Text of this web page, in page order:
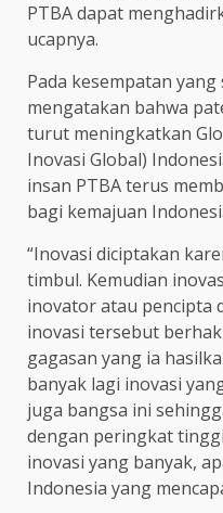
PTBA dapat
ucapnya.
Pada kesempatan yang
mengatakan bahwa
turut meningkatkan
Inovasi Global)
insan PTBA terus
bagi kemajuan
“Inovasi diciptakan
timbul. Kemudian
inovator atau pencipta
inovasi tersebut
gagasan yang ia
banyak lagi inovasi
juga bangsa ini
dengan peringkat
inovasi yang banyak,
Indonesia yang